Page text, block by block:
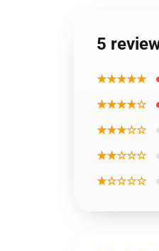
5
★★★★★
★★★★☆
★★★☆☆
★★☆☆☆
★☆☆☆☆